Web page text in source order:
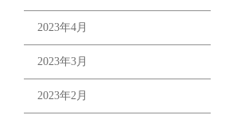
2023年4月
2023年3月
2023年2月